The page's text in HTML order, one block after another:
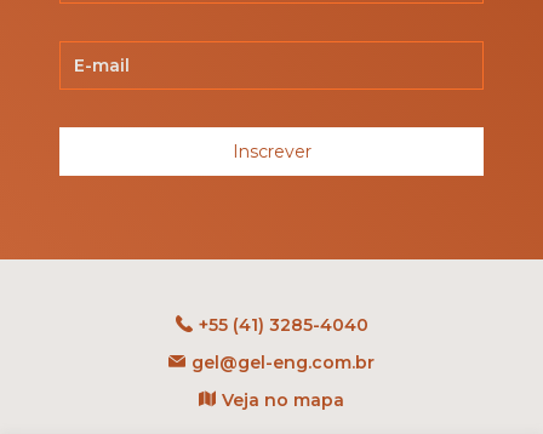
Inscrever
+55 (41) 3285-4040
gel@gel-eng.com.br
Veja no mapa